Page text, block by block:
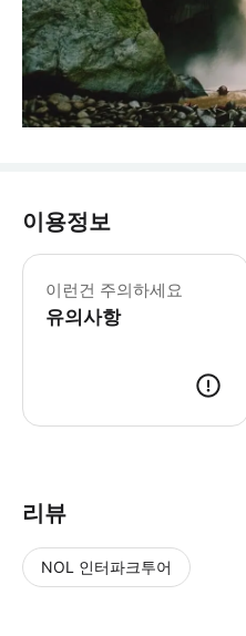
이용정보
이런건 주의하세요
유의사항
리뷰
NOL 인터파크투어